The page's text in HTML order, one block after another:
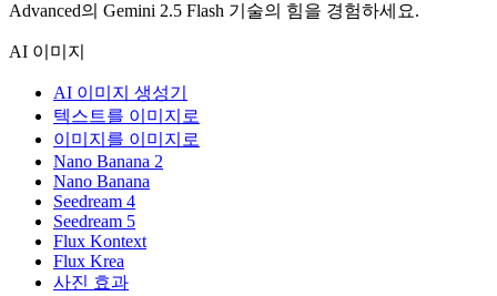
Advanced의 Gemini 2.5 Flash 기술의 힘을 경험하세요.
AI 이미지
AI 이미지 생성기
텍스트를 이미지로
이미지를 이미지로
Nano Banana 2
Nano Banana
Seedream 4
Seedream 5
Flux Kontext
Flux Krea
사진 효과